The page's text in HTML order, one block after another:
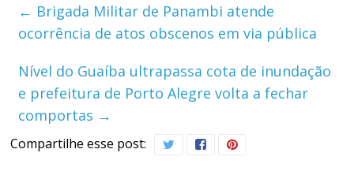
← Brigada Militar de Panambi atende
ocorrência de atos obscenos em via pública
Nível do Guaíba ultrapassa cota de inundação
e prefeitura de Porto Alegre volta a fechar
comportas →
Compartilhe esse post: